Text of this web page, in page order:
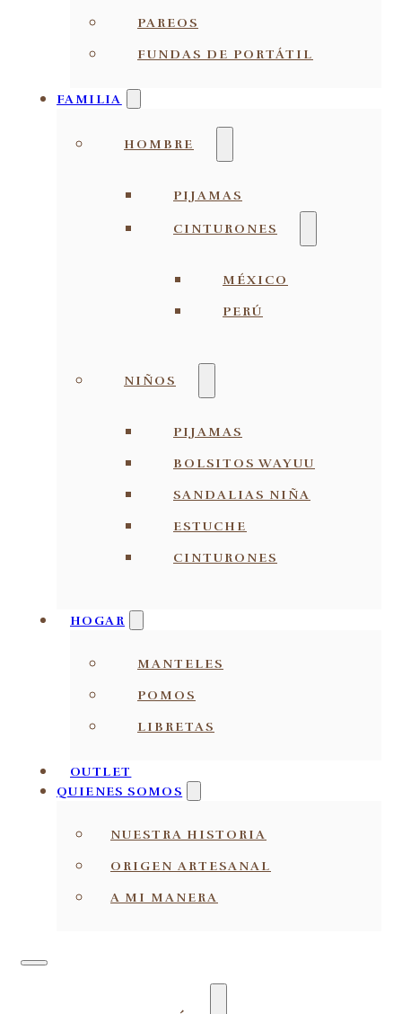
PAREOS
FUNDAS DE PORTÁTIL
FAMILIA
HOMBRE
PIJAMAS
CINTURONES
MÉXICO
PERÚ
NIÑOS
PIJAMAS
BOLSITOS WAYUU
SANDALIAS NIÑA
ESTUCHE
CINTURONES
HOGAR
MANTELES
POMOS
LIBRETAS
OUTLET
QUIENES SOMOS
NUESTRA HISTORIA
ORIGEN ARTESANAL
A MI MANERA